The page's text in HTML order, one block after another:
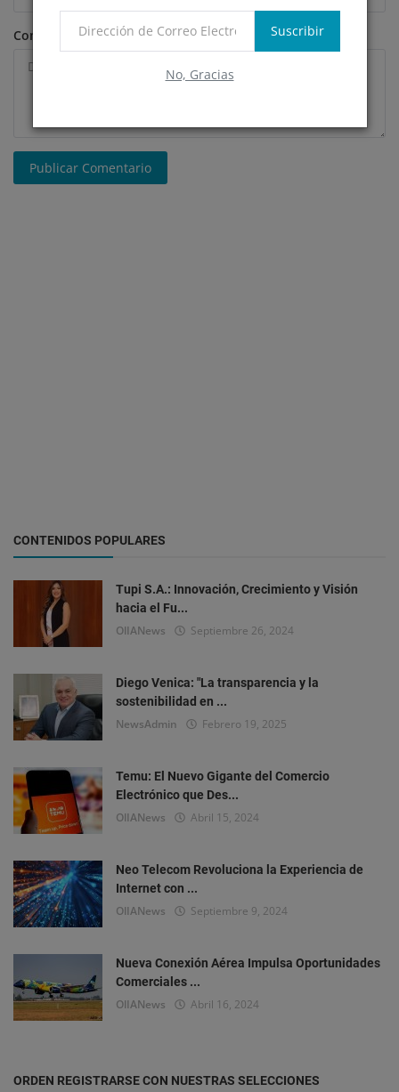
Suscribir
No, Gracias
Comentario
Publicar Comentario
CONTENIDOS POPULARES
Tupi S.A.: Innovación, Crecimiento y Visión
hacia el Fu...
OlIANews Septiembre 26, 2024
Diego Venica: "La transparencia y la
sostenibilidad en ...
NewsAdmin Febrero 19, 2025
Temu: El Nuevo Gigante del Comercio
Electrónico que Des...
OlIANews Abril 15, 2024
Neo Telecom Revoluciona la Experiencia de
Internet con ...
OlIANews Septiembre 9, 2024
Nueva Conexión Aérea Impulsa Oportunidades
Comerciales ...
OlIANews Abril 16, 2024
ORDEN REGISTRARSE CON NUESTRAS SELECCIONES